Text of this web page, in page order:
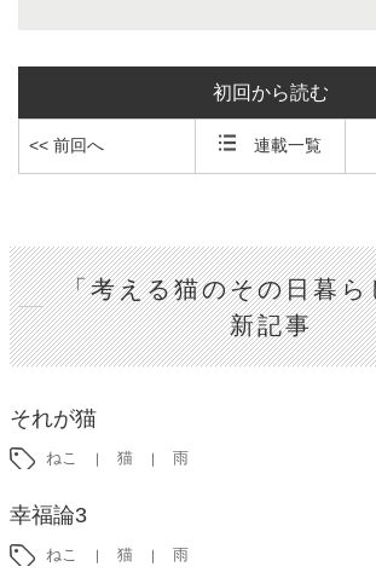
初回から読む
<< 前回へ 連載一覧
「考える猫のその日暮ら
新記事
それが猫
ねこ 猫 雨
幸福論3
ねこ 猫 雨